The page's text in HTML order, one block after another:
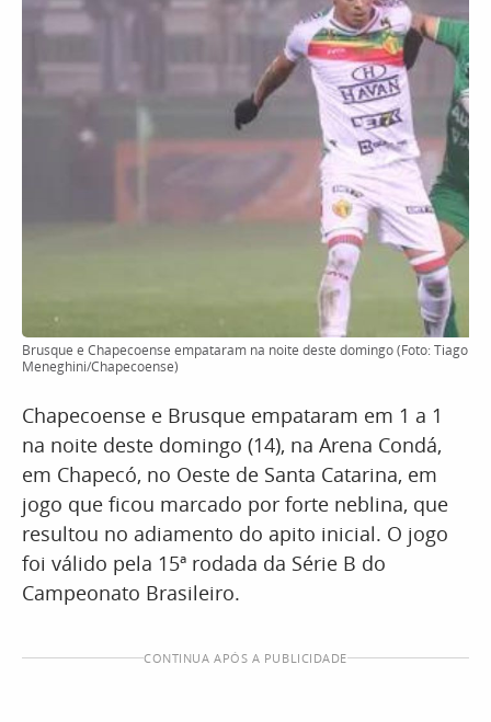
Brusque e Chapecoense empataram na noite deste domingo (Foto: Tiago
Meneghini/Chapecoense)
Chapecoense e Brusque empataram em 1 a 1
na noite deste domingo (14), na Arena Condá,
em Chapecó, no Oeste de Santa Catarina, em
jogo que ficou marcado por forte neblina, que
resultou no adiamento do apito inicial. O jogo
foi válido pela 15ª rodada da Série B do
Campeonato Brasileiro.
CONTINUA APÓS A PUBLICIDADE